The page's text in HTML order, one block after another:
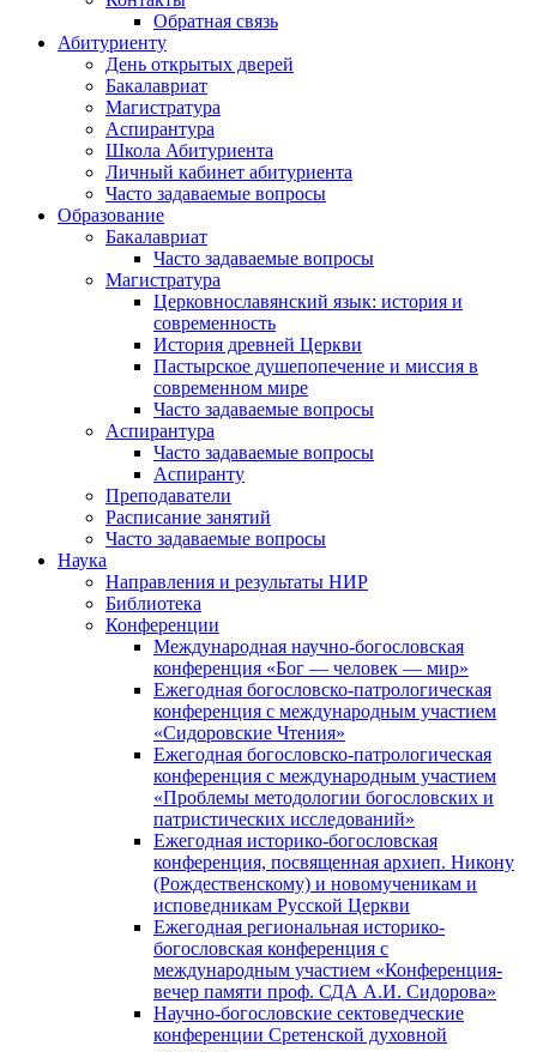
Обратная связь
Абитуриенту
День открытых дверей
Бакалавриат
Магистратура
Аспирантура
Школа Абитуриента
Личный кабинет абитуриента
Часто задаваемые вопросы
Образование
Бакалавриат
Часто задаваемые вопросы
Магистратура
Церковнославянский язык: история и
современность
История древней Церкви
Пастырское душепопечение и миссия в
современном мире
Часто задаваемые вопросы
Аспирантура
Часто задаваемые вопросы
Аспиранту
Преподаватели
Расписание занятий
Часто задаваемые вопросы
Наука
Направления и результаты НИР
Библиотека
Конференции
Международная научно-богословская
конференция «Бог — человек — мир»
Ежегодная богословско-патрологическая
конференция с международным участием
«Сидоровские Чтения»
Ежегодная богословско-патрологическая
конференция с международным участием
«Проблемы методологии богословских и
патристических исследований»
Ежегодная историко-богословская
конференция, посвященная архиеп. Никону
(Рождественскому) и новомученикам и
исповедникам Русской Церкви
Ежегодная региональная историко-
богословская конференция с
международным участием «Конференция-
вечер памяти проф. СДА А.И. Сидорова»
Научно-богословские сектоведческие
конференции Сретенской духовной